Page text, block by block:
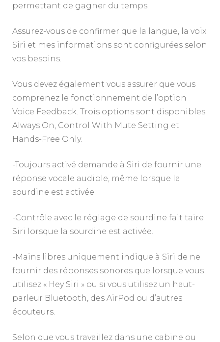
permettant de gagner du temps.
Assurez-vous de confirmer que la langue, la voix
Siri et mes informations sont configurées selon
vos besoins.
Vous devez également vous assurer que vous
comprenez le fonctionnement de l’option
Voice Feedback. Trois options sont disponibles:
Always On, Control With Mute Setting et
Hands-Free Only.
-Toujours activé demande à Siri de fournir une
réponse vocale audible, même lorsque la
sourdine est activée.
-Contrôle avec le réglage de sourdine fait taire
Siri lorsque la sourdine est activée.
-Mains libres uniquement indique à Siri de ne
fournir des réponses sonores que lorsque vous
utilisez « Hey Siri » ou si vous utilisez un haut-
parleur Bluetooth, des AirPod ou d’autres
écouteurs.
Selon que vous travaillez dans une cabine ou